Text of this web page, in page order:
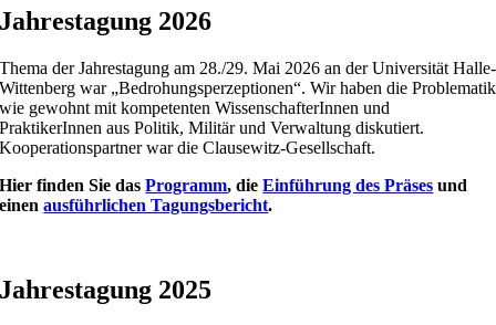
Jahrestagung 2026
Thema der Jahrestagung am 28./29. Mai 2026 an der Universität Halle-
Wittenberg war „Bedrohungsperzeptionen“. Wir haben die Problematik
wie gewohnt mit kompetenten WissenschafterInnen und
PraktikerInnen aus Politik, Militär und Verwaltung diskutiert.
Kooperationspartner war die Clausewitz-Gesellschaft.
Hier finden Sie dasProgramm, dieEinführung des Präses und
einenausführlichen Tagungsbericht.
Jahrestagung 2025